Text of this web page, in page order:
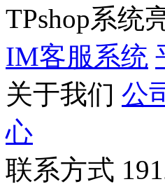
TPshop系统
IM客服系统
关于我们 公
心
联系方式